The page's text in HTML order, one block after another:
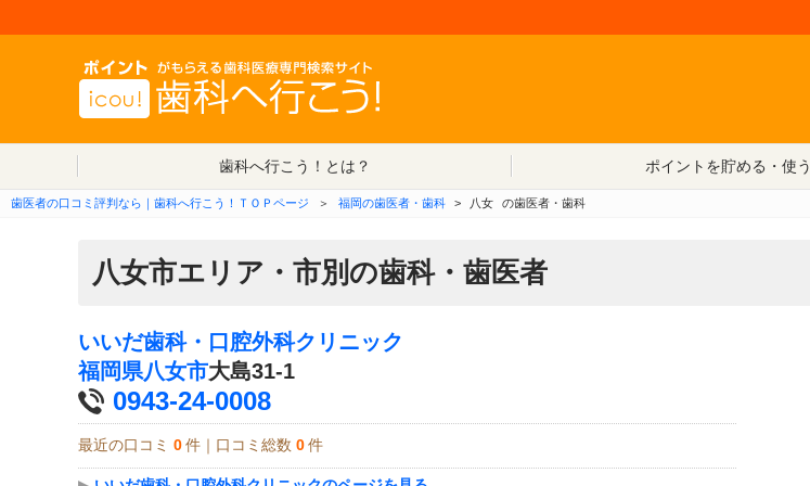
歯科へ行こう！とは？
ポイントを貯める・使う
歯医者の口コミ評判なら｜歯科へ行こう！ＴＯＰページ ＞ 福岡の歯医者・歯科 > 八女 の歯医者・歯科
八女市エリア・市別の歯科・歯医者
いいだ歯科・口腔外科クリニック
福岡県八女市大島31-1
0943-24-0008
最近の口コミ 0 件｜口コミ総数 0 件